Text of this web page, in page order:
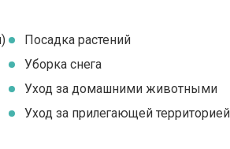
Посадка растений
Уборка снега
Уход за домашними животными
Уход за прилегающей территорией